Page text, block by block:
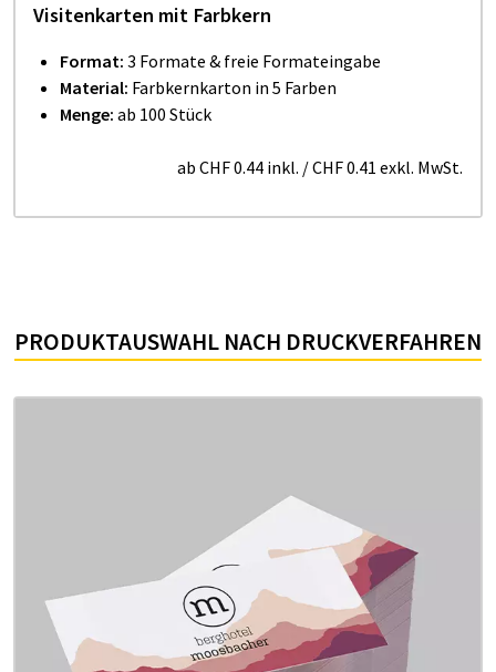
Visitenkarten mit Farbkern
Format: 3 Formate & freie Formateingabe
Material: Farbkernkarton in 5 Farben
Menge: ab 100 Stück
ab CHF 0.44 inkl. /CHF 0.41 exkl. MwSt.
PRODUKTAUSWAHL NACH DRUCKVERFAHREN